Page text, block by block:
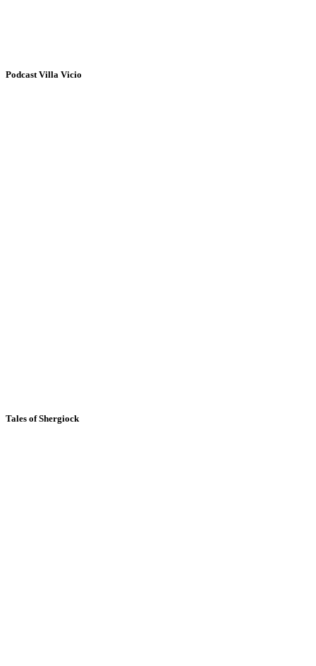
Podcast Villa Vicio
Tales of Shergiock